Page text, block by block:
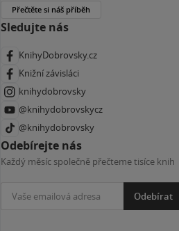
Přečtěte si náš příběh
Sledujte nás
KnihyDobrovsky.cz
Knižní závisláci
knihydobrovsky
@knihydobrovskycz
@knihydobrovsky
Odebírejte nás
Každý měsíc společně přečteme tisíce knih
Odebírat